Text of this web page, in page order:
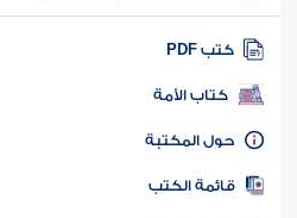
كتب PDF
كتاب الأمة
المكتبة